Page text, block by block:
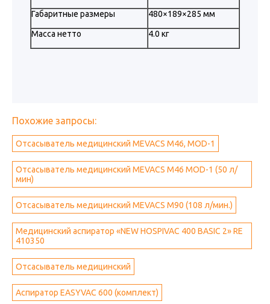
Габаритные размеры 480×189×285 мм
Масса нетто 4.0 кг
Похожие запросы:
Отсасыватель медицинский MEVACS M46, MOD-1
Отсасыватель медицинский MEVACS M46 MOD-1 (50 л/
мин)
Отсасыватель медицинский MEVACS M90 (108 л/мин.)
Медицинский аспиратор «NEW HOSPIVAC 400 BASIC 2» RE
410350
Отсасыватель медицинский
Аспиратор EASYVAC 600 (комплект)